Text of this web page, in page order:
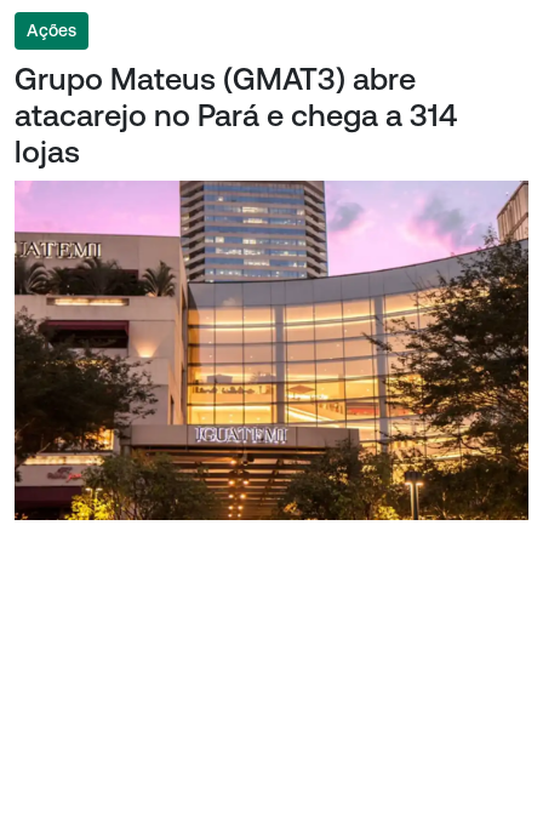
Ações
Grupo Mateus (GMAT3) abre
atacarejo no Pará e chega a 314
lojas